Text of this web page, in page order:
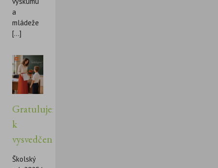
a
mládeže
[...]
Gratulujeme
k
vysvedčeniu!
Školský